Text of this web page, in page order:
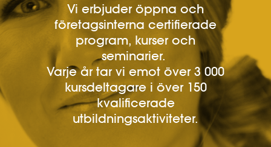
Vi erbjuder öppna och
företagsinterna certifierade
program, kurser och
seminarier.
Varje år tar vi emot över 3 000
kursdeltagare i över 150
kvalificerade
utbildningsaktiviteter.